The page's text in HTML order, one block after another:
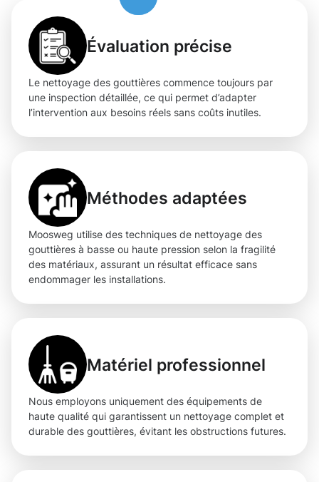
Évaluation précise
Le nettoyage des gouttières commence toujours par
une inspection détaillée, ce qui permet d’adapter
l’intervention aux besoins réels sans coûts inutiles.
Méthodes adaptées
Moosweg utilise des techniques de nettoyage des
gouttières à basse ou haute pression selon la fragilité
des matériaux, assurant un résultat efficace sans
endommager les installations.
Matériel professionnel
Nous employons uniquement des équipements de
haute qualité qui garantissent un nettoyage complet et
durable des gouttières, évitant les obstructions futures.